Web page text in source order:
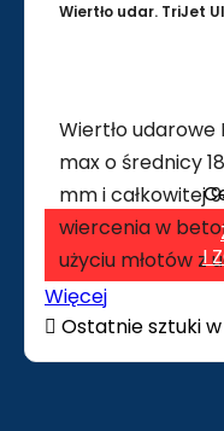
Wiertło udar. TriJet
Wiertło
max o średnicy
mm i całkowitej
wiercenia w
użyciu młotów z
I
Więcej
 Ostatnie sztuki